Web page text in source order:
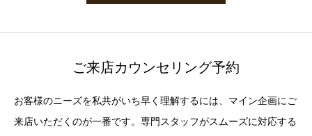
ご来店カウンセリング予約
お客様のニーズを私共がいち早く理解するには、マイン企画にご
来店いただくのが一番です。専門スタッフがスムーズに対応する